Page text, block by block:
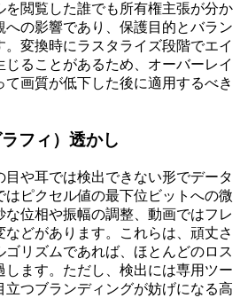
を閲覧した誰でも所有権主張が分か
への影響であり、保護目的とバラン
。変換時にラスタライズ段階でエイ
じることがあるため、オーバーレイ
て画質が低下した後に適用するべき
フィ）透かし
や耳では検出できない形でデータ
はピクセル値の最下位ビットへの微
位相や振幅の調整、動画ではフレ
どがあります。これらは、頑丈さ
ゴリズムであれば、ほとんどのロス
します。ただし、検出には専用ツー
立つブランディングが妨げになる高